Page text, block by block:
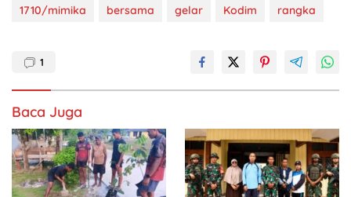
1710/mimika bersama gelar Kodim rangka
1
Baca Juga